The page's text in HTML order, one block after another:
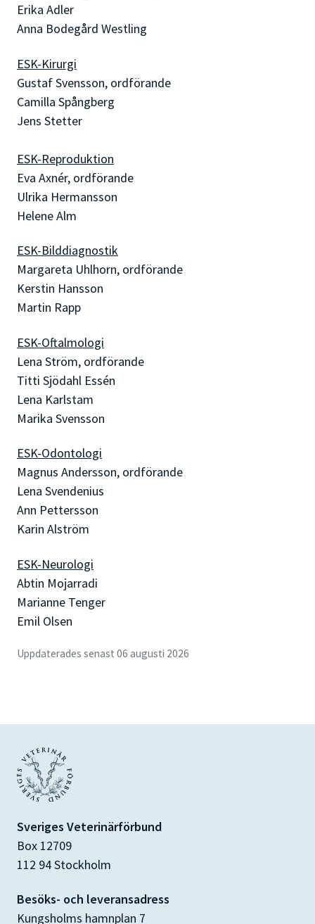
Erika Adler
Anna Bodegård Westling
ESK-Kirurgi
Gustaf Svensson, ordförande
Camilla Spångberg
Jens Stetter
ESK-Reproduktion
Eva Axnér, ordförande
Ulrika Hermansson
Helene Alm
ESK-Bilddiagnostik
Margareta Uhlhorn, ordförande
Kerstin Hansson
Martin Rapp
ESK-Oftalmologi
Lena Ström, ordförande
Titti Sjödahl Essén
Lena Karlstam
Marika Svensson
ESK-Odontologi
Magnus Andersson, ordförande
Lena Svendenius
Ann Pettersson
Karin Alström
ESK-Neurologi
Abtin Mojarradi
Marianne Tenger
Emil Olsen
Uppdaterades senast 06 augusti 2026
Sveriges Veterinärförbund
Box 12709
112 94 Stockholm
Besöks- och leveransadress
Kungsholms hamnplan 7